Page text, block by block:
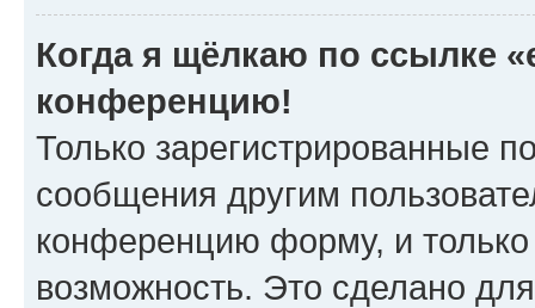
Когда я щёлкаю по ссылке
конференцию!
Только зарегистрированные
сообщения другим
конференцию форму, и
возможность. Это сделано